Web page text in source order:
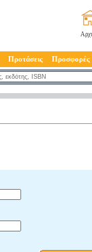
Προτάσεις Προσφορές